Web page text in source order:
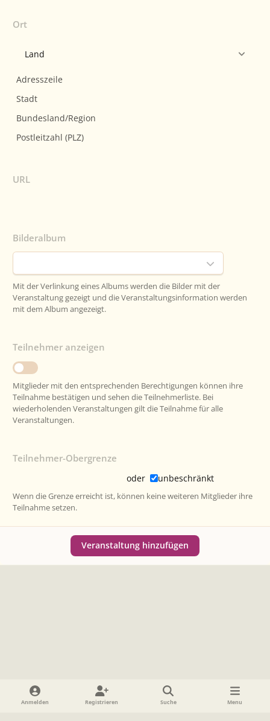
Ort
URL
Bilderalbum
Mit der Verlinkung eines Albums werden die Bilder mit der
Veranstaltung gezeigt und die Veranstaltungsinformation werden
mit dem Album angezeigt.
Teilnehmer anzeigen
Mitglieder mit den entsprechenden Berechtigungen können ihre
Teilnahme bestätigen und sehen die Teilnehmerliste. Bei
wiederholenden Veranstaltungen gilt die Teilnahme für alle
Veranstaltungen.
Teilnehmer-Obergrenze
oder unbeschränkt
Wenn die Grenze erreicht ist, können keine weiteren Mitglieder ihre
Teilnahme setzen.
Veranstaltung hinzufügen
Heller Modus
Dunkler ModusSystemeinstellung
Anmelden Registrieren Suche Menu